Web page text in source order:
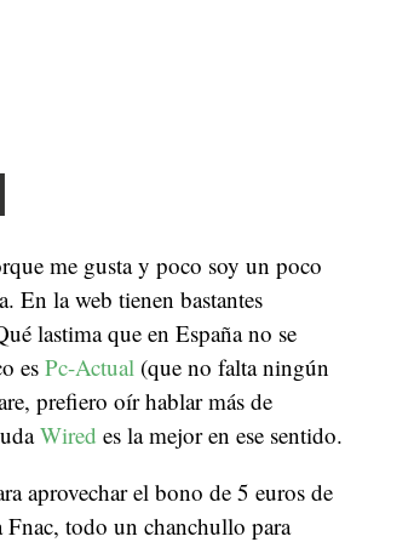
me gusta y poco soy un poco
En la web tienen bastantes
lastima que en España no se
esPc-Actual (que no falta ningún
prefiero oír hablar más de
Wired es la mejor en ese sentido.
aprovechar el bono de 5 euros de
todo un chanchullo para